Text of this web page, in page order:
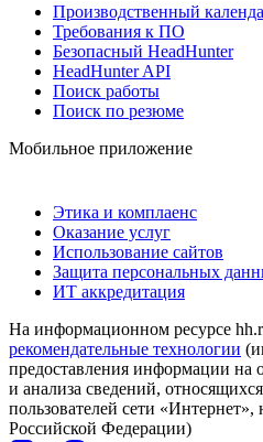
Производственный
Требования к ПО
Безопасный HeadHunter
HeadHunter API
Поиск работы
Поиск по резюме
Мобильное приложение
Этика и комплаенс
Оказание услуг
Использование сайтов
Защита персональных
ИТ аккредитация
На информационном ресурсе
рекомендательные технологии
предоставления информации на
и анализа сведений,
пользователей сети
Российской Федерации)